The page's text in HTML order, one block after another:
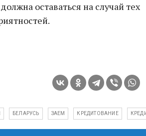
оставаться на случай тех
БЕЛАРУСЬ ЗАЕМ КРЕДИТОВАНИЕ